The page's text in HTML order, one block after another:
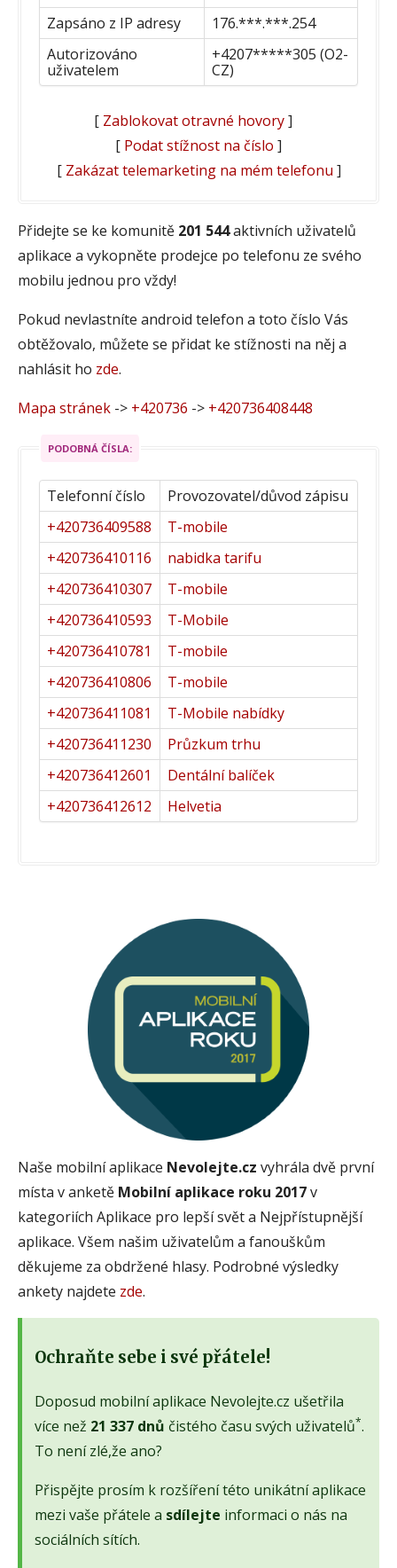
Zapsáno z IP adresy
176.***.***.254
Autorizováno
uživatelem
+4207*****305 (O2-
CZ)
[ Zablokovat otravné hovory]
[ Podat stížnost na číslo ]
[ Zakázat telemarketing na mém telefonu ]
Přidejte se ke komunitě 201 544aktivních uživatelů
aplikace a vykopněte prodejce po telefonu ze svého
mobilu jednou pro vždy!
Pokud nevlastníte android telefon a toto číslo Vás
obtěžovalo, můžete se přidat ke stížnosti na něj a
nahlásit ho zde.
Mapa stránek -> +420736 -> +420736408448
PODOBNÁ ČÍSLA:
Telefonní číslo
Provozovatel/důvod zápisu
+420736409588
T-mobile
+420736410116
nabidka tarifu
+420736410307
T-mobile
+420736410593
T-Mobile
+420736410781
T-mobile
+420736410806
T-mobile
+420736411081
T-Mobile nabídky
+420736411230
Průzkum trhu
+420736412601
Dentální balíček
+420736412612
Helvetia
Naše mobilní aplikace Nevolejte.cz vyhrála dvě první
místa v anketě Mobilní aplikace roku 2017v
kategoriích Aplikace pro lepší svět a Nejpřístupnější
aplikace. Všem našim uživatelům a fanouškům
děkujeme za obdržené hlasy. Podrobné výsledky
ankety najdete zde.
Ochraňte sebe i své přátele!
Doposud mobilní aplikace Nevolejte.cz ušetřila
více než 21 337 dnů čistého času svých uživatelů*.
To není zlé,že ano?
Přispějte prosím k rozšíření této unikátní aplikace
mezi vaše přátele a sdílejte informaci o nás na
sociálních sítích.